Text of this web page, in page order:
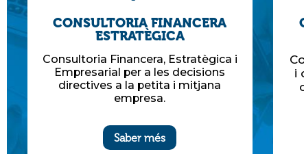
CONSULTORIA FINANCERA
EXECUTIVE
Consultoria Financera Executiva
i de Negoci per a les decisions
corporatives a les empreses.
Saber més